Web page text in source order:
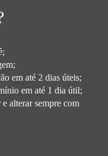
em até 2 dias úteis;
em até 1 dia útil;
alterar sempre com